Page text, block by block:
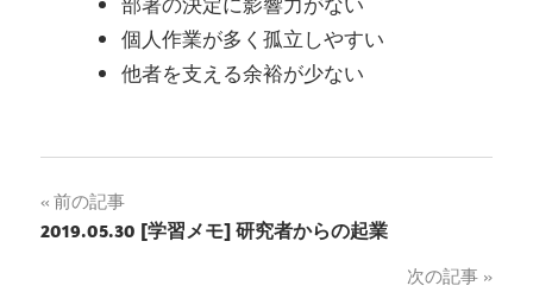
個人作業が多く孤立しやすい
他者を支える余裕が少ない
投
前の記事
2019.05.30 [学習メモ] 研究者からの起業
次の記事